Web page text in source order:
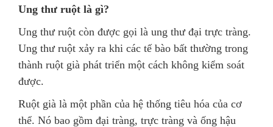
Ung thư ruột là gì?
Ung thư ruột còn được gọi là ung thư đại trực tràng.
Ung thư ruột xảy ra khi các tế bào bất thường trong
thành ruột già phát triển một cách không kiểm soát
được.
Ruột già là một phần của hệ thống tiêu hóa của cơ
thể. Nó bao gồm đại tràng, trực tràng và ống hậu